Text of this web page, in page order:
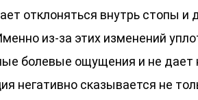
отклоняться внутрь стопы и
из-за этих изменений
болевые ощущения и не дает
негативно сказывается не